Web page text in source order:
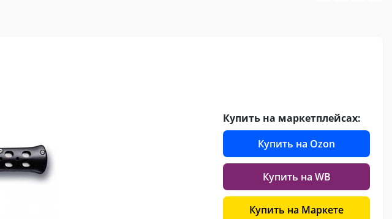
Купить на маркетплейсах:
Купить на Ozon
Купить на WB
Купить на Маркете